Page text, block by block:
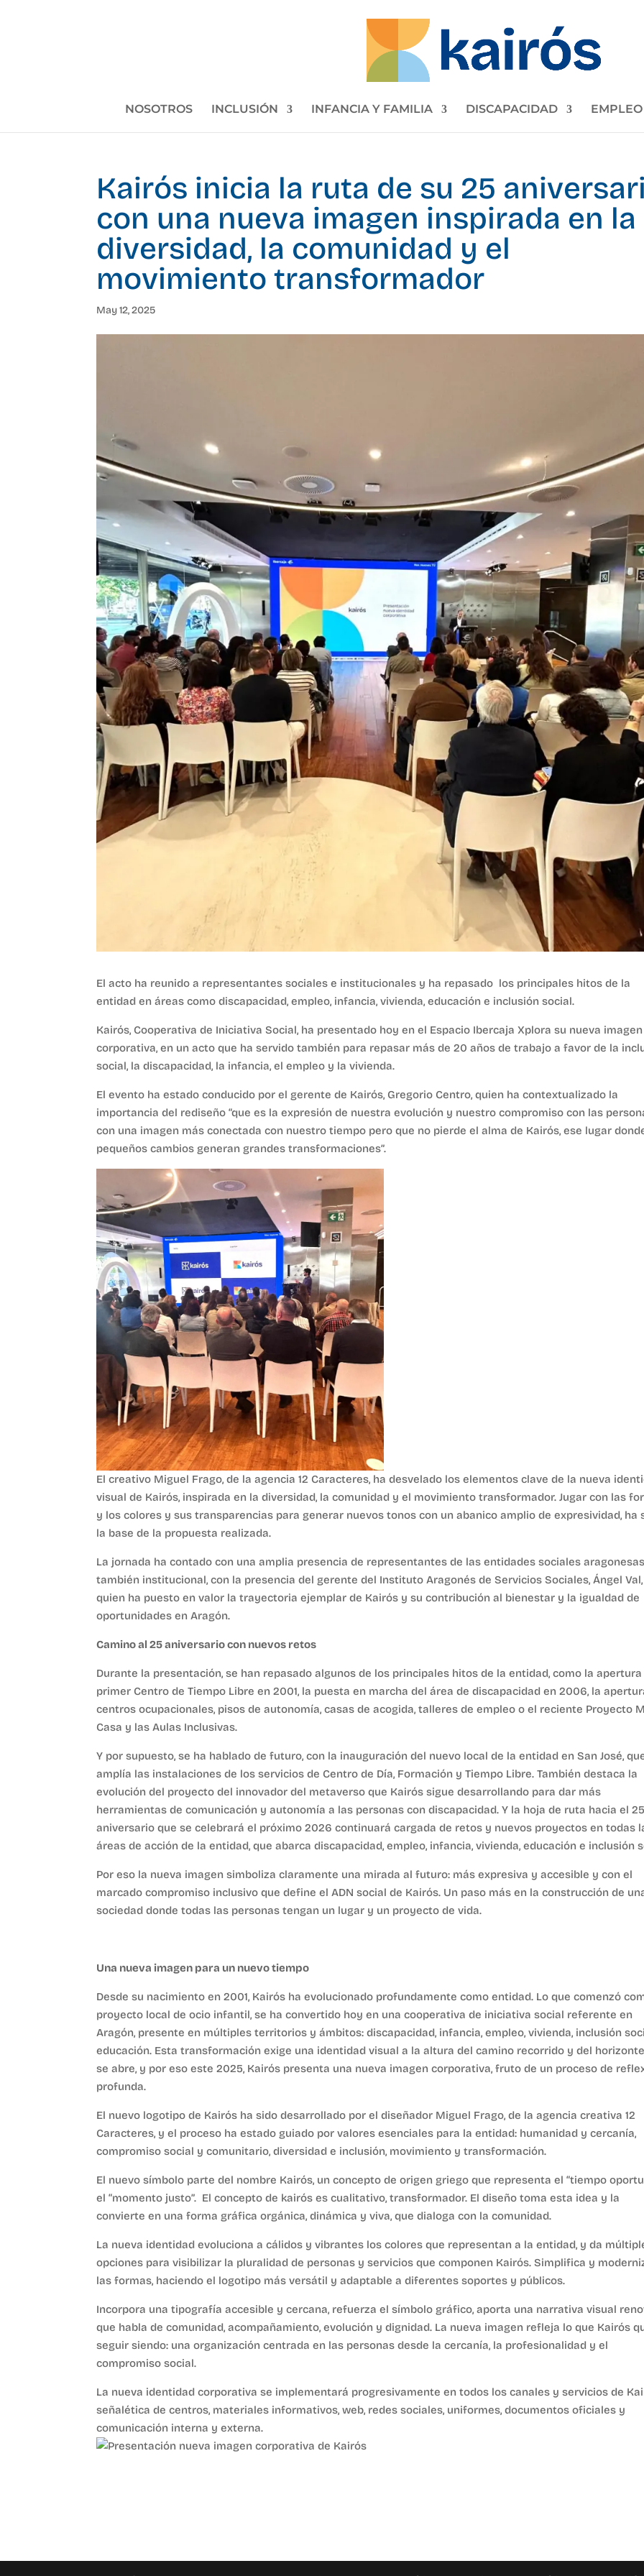
NOSOTROS INCLUSIÓN INFANCIA Y FAMILIA DISCAPACIDAD EMPLEO
Kairós inicia la ruta de su 25
con una nueva imagen inspirada en la
diversidad, la comunidad y el
movimiento transformador
May 12, 2025
El acto ha reunido a representantes sociales e institucionales y ha repasado los principales hitos de la
entidad en áreas como discapacidad, empleo, infancia, vivienda, educación e inclusión social.
Kairós, Cooperativa de Iniciativa Social, ha presentado hoy en el Espacio Ibercaja Xplora su nueva imagen
corporativa, en un acto que ha servido también para repasar más de 20 años de trabajo a favor de la
social, la discapacidad, la infancia, el empleo y la vivienda.
El evento ha estado conducido por el gerente de Kairós, Gregorio Centro, quien ha contextualizado la
importancia del rediseño “que es la expresión de nuestra evolución y nuestro compromiso con las
con una imagen más conectada con nuestro tiempo pero que no pierde el alma de Kairós, ese lugar
pequeños cambios generan grandes transformaciones”.
El creativo Miguel Frago, de la agencia 12 Caracteres, ha desvelado los elementos clave de la nueva
visual de Kairós, inspirada en la diversidad, la comunidad y el movimiento transformador. Jugar con las
y los colores y sus transparencias para generar nuevos tonos con un abanico amplio de expresividad, ha
la base de la propuesta realizada.
La jornada ha contado con una amplia presencia de representantes de las entidades sociales
también institucional, con la presencia del gerente del Instituto Aragonés de Servicios Sociales, Ángel Val,
quien ha puesto en valor la trayectoria ejemplar de Kairós y su contribución al bienestar y la igualdad de
oportunidades en Aragón.
Camino al 25 aniversario con nuevos retos
Durante la presentación, se han repasado algunos de los principales hitos de la entidad, como la apertura
primer Centro de Tiempo Libre en 2001, la puesta en marcha del área de discapacidad en 2006, la
centros ocupacionales, pisos de autonomía, casas de acogida, talleres de empleo o el reciente Proyecto
Casa y las Aulas Inclusivas.
Y por supuesto, se ha hablado de futuro, con la inauguración del nuevo local de la entidad en San José,
amplía las instalaciones de los servicios de Centro de Día, Formación y Tiempo Libre. También destaca la
evolución del proyecto del innovador del metaverso que Kairós sigue desarrollando para dar más
herramientas de comunicación y autonomía a las personas con discapacidad. Y la hoja de ruta hacia el 25
aniversario que se celebrará el próximo 2026 continuará cargada de retos y nuevos proyectos en todas
áreas de acción de la entidad, que abarca discapacidad, empleo, infancia, vivienda, educación e inclusión
Por eso la nueva imagen simboliza claramente una mirada al futuro: más expresiva y accesible y con el
marcado compromiso inclusivo que define el ADN social de Kairós. Un paso más en la construcción de
sociedad donde todas las personas tengan un lugar y un proyecto de vida.
Una nueva imagen para un nuevo tiempo
Desde su nacimiento en 2001, Kairós ha evolucionado profundamente como entidad. Lo que comenzó
proyecto local de ocio infantil, se ha convertido hoy en una cooperativa de iniciativa social referente en
Aragón, presente en múltiples territorios y ámbitos: discapacidad, infancia, empleo, vivienda, inclusión
educación. Esta transformación exige una identidad visual a la altura del camino recorrido y del
se abre, y por eso este 2025, Kairós presenta una nueva imagen corporativa, fruto de un proceso de
profunda.
El nuevo logotipo de Kairós ha sido desarrollado por el diseñador Miguel Frago, de la agencia creativa 12
Caracteres, y el proceso ha estado guiado por valores esenciales para la entidad: humanidad y cercanía,
compromiso social y comunitario, diversidad e inclusión, movimiento y transformación.
El nuevo símbolo parte del nombre Kairós, un concepto de origen griego que representa el “tiempo
el “momento justo”. El concepto de kairós es cualitativo, transformador. El diseño toma esta idea y la
convierte en una forma gráfica orgánica, dinámica y viva, que dialoga con la comunidad.
La nueva identidad evoluciona a cálidos y vibrantes los colores que representan a la entidad, y da
opciones para visibilizar la pluralidad de personas y servicios que componen Kairós. Simplifica y
las formas, haciendo el logotipo más versátil y adaptable a diferentes soportes y públicos.
Incorpora una tipografía accesible y cercana, refuerza el símbolo gráfico, aporta una narrativa visual
que habla de comunidad, acompañamiento, evolución y dignidad. La nueva imagen refleja lo que Kairós
seguir siendo: una organización centrada en las personas desde la cercanía, la profesionalidad y el
compromiso social.
La nueva identidad corporativa se implementará progresivamente en todos los canales y servicios de
señalética de centros, materiales informativos, web, redes sociales, uniformes, documentos oficiales y
comunicación interna y externa.